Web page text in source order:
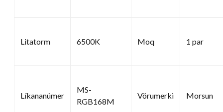
Litatorm 6500K Moq 1 par
Líkananúmer
MS-
RGB168M
Vörumerki Morsun